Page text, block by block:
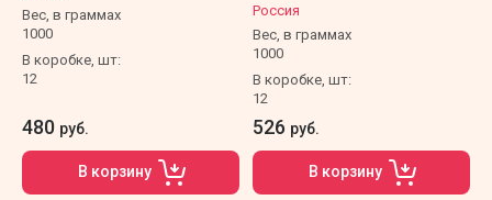
Вес, в граммах
1000
В коробке, шт:
12
480 руб.
В корзину
Россия
Вес, в граммах
1000
В коробке, шт:
12
526 руб.
В корзину